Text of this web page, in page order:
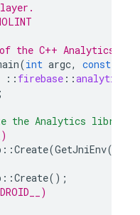
the C++ Analytics
(int argc, const
:: firebase ::analytics
;
the Analytics library"
::Create(GetJniEnv(),
::Create();